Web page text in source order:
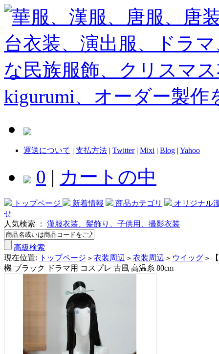
運送について | 支払方法 | Twitter| Mixi | Blog | Yahoo
0 | カートの中
トップページ 新着情報 商品カテゴリ
オリジナル
せ
人気検索 ： 漢服衣装、髪飾り、子供用、撮影衣装
高級検索
現在位置:
トップページ > 衣装周辺 > 衣装周辺 > ウイッグ >
機 ブラック ドラマ用 コスプレ 古風 高温糸 80cm